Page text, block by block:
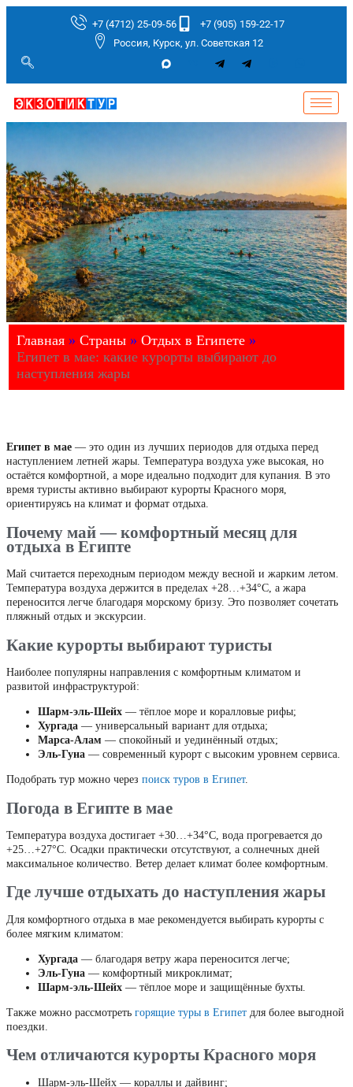
+7 (4712) 25-09-56
+7 (905) 159-22-17
Россия, Курск, ул. Советская 12
Главная » Страны » Отдых в Египете »
Египет в мае: какие курорты выбирают до
наступления жары
Египет в мае — это один из лучших периодов для отдыха перед
наступлением летней жары. Температура воздуха уже высокая, но
остаётся комфортной, а море идеально подходит для купания. В это
время туристы активно выбирают курорты Красного моря,
ориентируясь на климат и формат отдыха.
Почему май — комфортный месяц для
отдыха в Египте
Май считается переходным периодом между весной и жарким летом.
Температура воздуха держится в пределах +28…+34°C, а жара
переносится легче благодаря морскому бризу. Это позволяет сочетать
пляжный отдых и экскурсии.
Какие курорты выбирают туристы
Наиболее популярны направления с комфортным климатом и
развитой инфраструктурой:
Шарм-эль-Шейх — тёплое море и коралловые рифы;
Хургада — универсальный вариант для отдыха;
Марса-Алам — спокойный и уединённый отдых;
Эль-Гуна — современный курорт с высоким уровнем сервиса.
Подобрать тур можно через поиск туров в Египет.
Погода в Египте в мае
Температура воздуха достигает +30…+34°C, вода прогревается до
+25…+27°C. Осадки практически отсутствуют, а солнечных дней
максимальное количество. Ветер делает климат более комфортным.
Где лучше отдыхать до наступления жары
Для комфортного отдыха в мае рекомендуется выбирать курорты с
более мягким климатом:
Хургада — благодаря ветру жара переносится легче;
Эль-Гуна — комфортный микроклимат;
Шарм-эль-Шейх — тёплое море и защищённые бухты.
Также можно рассмотреть горящие туры в Египет для более выгодной
поездки.
Чем отличаются курорты Красного моря
Шарм-эль-Шейх — кораллы и дайвинг;